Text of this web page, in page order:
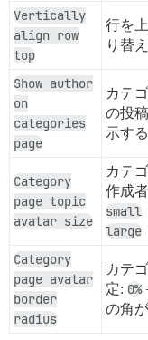
Vertically
align row
top
行を
り替
Show author
on
categories
page
カテ
の投
示する
Category
page topic
avatar size
カテ
作成
small
large
Category
page avatar
border
radius
カテ
定: 0%
の角